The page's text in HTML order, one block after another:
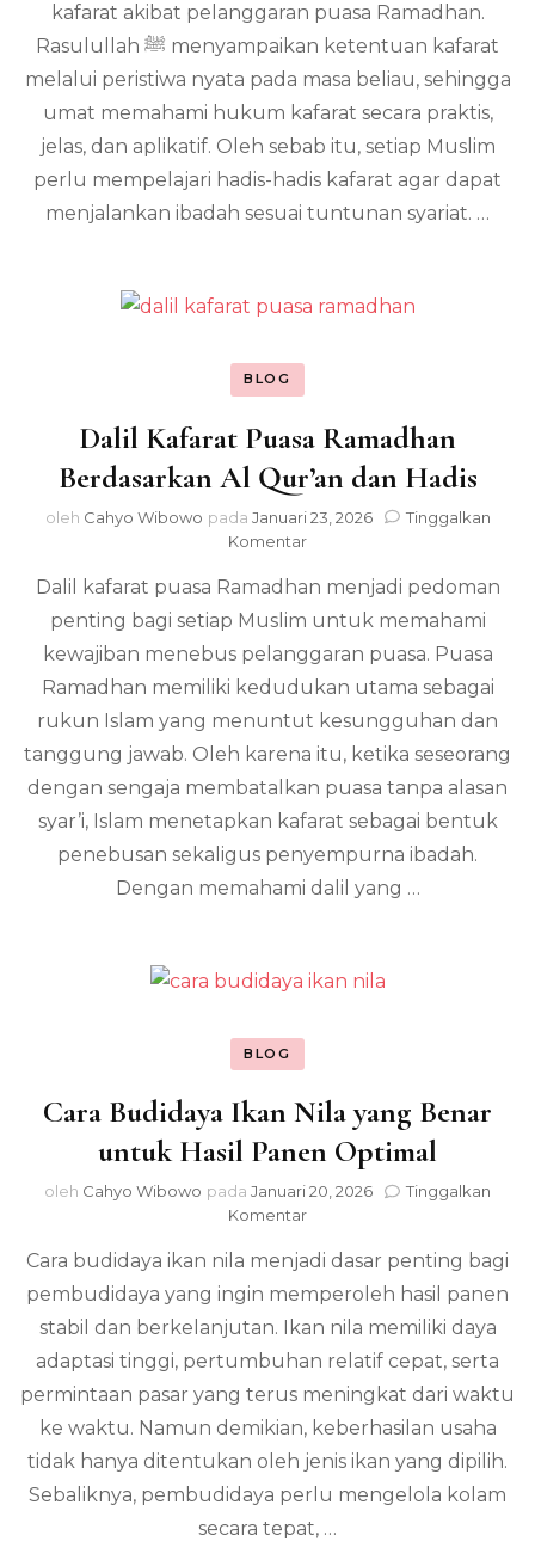
dan
Penjelasannya
kafarat akibat pelanggaran puasa Ramadhan.
Rasulullah ﷺ menyampaikan ketentuan kafarat
melalui peristiwa nyata pada masa beliau, sehingga
umat memahami hukum kafarat secara praktis,
jelas, dan aplikatif. Oleh sebab itu, setiap Muslim
perlu mempelajari hadis-hadis kafarat agar dapat
menjalankan ibadah sesuai tuntunan syariat. …
BLOG
Dalil Kafarat Puasa Ramadhan
Berdasarkan Al Qur’an dan Hadis
oleh Cahyo Wibowo pada Januari 23, 2026
Tinggalkan
Komentarpada
Kafarat
Puasa
Berdasarkan
Al
dan
Hadis
Dalil kafarat puasa Ramadhan menjadi pedoman
penting bagi setiap Muslim untuk memahami
kewajiban menebus pelanggaran puasa. Puasa
Ramadhan memiliki kedudukan utama sebagai
rukun Islam yang menuntut kesungguhan dan
tanggung jawab. Oleh karena itu, ketika seseorang
dengan sengaja membatalkan puasa tanpa alasan
syar’i, Islam menetapkan kafarat sebagai bentuk
penebusan sekaligus penyempurna ibadah.
Dengan memahami dalil yang …
BLOG
Cara Budidaya Ikan Nila yang Benar
untuk Hasil Panen Optimal
oleh Cahyo Wibowo pada Januari 20, 2026
Tinggalkan
Komentarpada
Budidaya
Ikan
Nila
yang
Benar
untuk
Hasil
Panen
Optimal
Cara budidaya ikan nila menjadi dasar penting bagi
pembudidaya yang ingin memperoleh hasil panen
stabil dan berkelanjutan. Ikan nila memiliki daya
adaptasi tinggi, pertumbuhan relatif cepat, serta
permintaan pasar yang terus meningkat dari waktu
ke waktu. Namun demikian, keberhasilan usaha
tidak hanya ditentukan oleh jenis ikan yang dipilih.
Sebaliknya, pembudidaya perlu mengelola kolam
secara tepat, …